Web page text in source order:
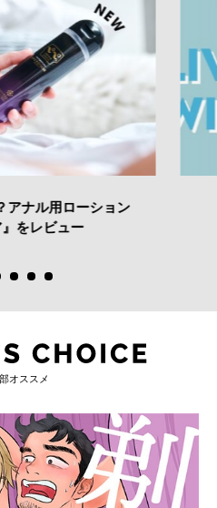
アナル用ローション
』をレビュー
オススメ